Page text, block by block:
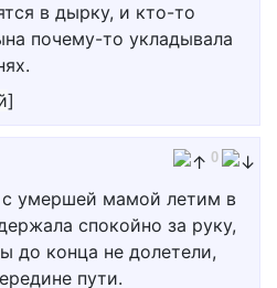
в дырку, и кто-то
почему-то укладывала
]
0
умершей мамой летим в
спокойно за руку,
до конца не долетели,
пути.